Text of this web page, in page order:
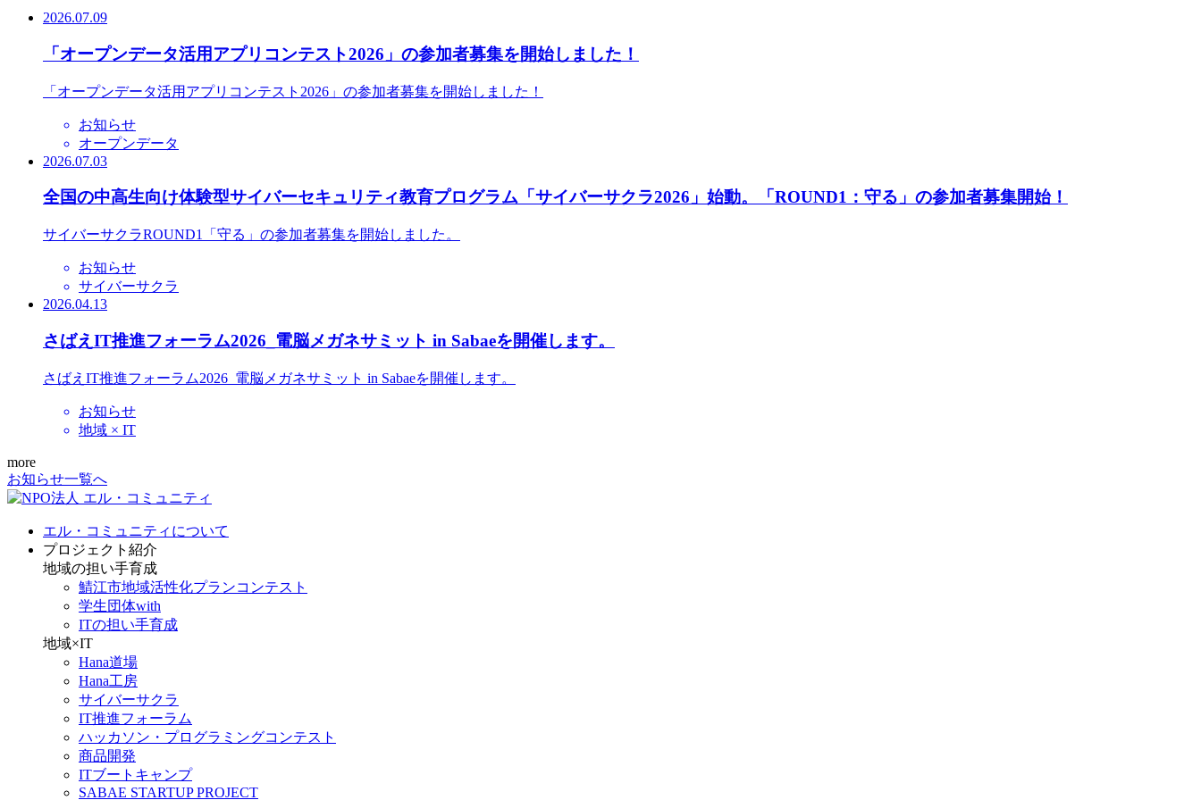
2026.07.09
「オープンデータ活用アプリコンテスト2026」の参加者募集を開始しました！
「オープンデータ活用アプリコンテスト2026」の参加者募集を開始しました！
お知らせ
オープンデータ
2026.07.03
全国の中高生向け体験型サイバーセキュリティ教育プログラム「サイバーサクラ2026」始動。「ROUND1：守る」の参加者募集開始！
サイバーサクラROUND1「守る」の参加者募集を開始しました。
お知らせ
サイバーサクラ
2026.04.13
さばえIT推進フォーラム2026_電脳メガネサミット in Sabaeを開催します。
さばえIT推進フォーラム2026_電脳メガネサミット in Sabaeを開催します。
お知らせ
地域 × IT
more
お知らせ一覧へ
エル・コミュニティについて
プロジェクト紹介
地域の担い手育成
鯖江市地域活性化プランコンテスト
学生団体with
ITの担い手育成
地域×IT
Hana道場
Hana工房
サイバーサクラ
IT推進フォーラム
ハッカソン・プログラミングコンテスト
商品開発
ITブートキャンプ
SABAE STARTUP PROJECT